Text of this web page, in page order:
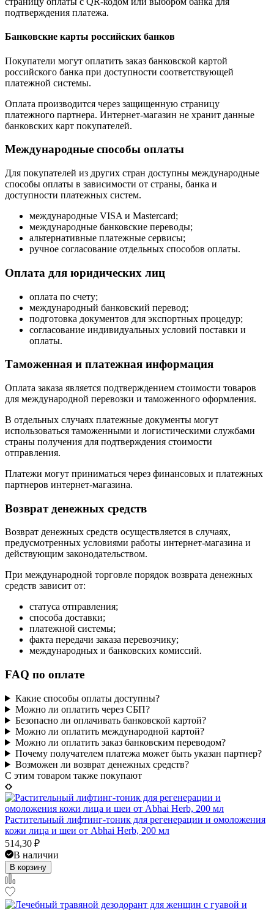
подтверждения платежа.
Банковские карты российских банков
Покупатели могут оплатить заказ банковской картой
российского банка при доступности соответствующей
платежной системы.
Оплата производится через защищенную страницу
платежного партнера. Интернет-магазин не хранит данные
банковских карт покупателей.
Международные способы оплаты
Для покупателей из других стран доступны международные
способы оплаты в зависимости от страны, банка и
доступности платежных систем.
международные VISA и Mastercard;
международные банковские переводы;
альтернативные платежные сервисы;
ручное согласование отдельных способов оплаты.
Оплата для юридических лиц
оплата по счету;
международный банковский перевод;
подготовка документов для экспортных процедур;
согласование индивидуальных условий поставки и
оплаты.
Таможенная и платежная информация
Оплата заказа является подтверждением стоимости товаров
для международной перевозки и таможенного оформления.
В отдельных случаях платежные документы могут
использоваться таможенными и логистическими службами
страны получения для подтверждения стоимости
отправления.
Платежи могут приниматься через финансовых и платежных
партнеров интернет-магазина.
Возврат денежных средств
Возврат денежных средств осуществляется в случаях,
предусмотренных условиями работы интернет-магазина и
действующим законодательством.
При международной торговле порядок возврата денежных
средств зависит от:
статуса отправления;
способа доставки;
платежной системы;
факта передачи заказа перевозчику;
международных и банковских комиссий.
FAQ по оплате
Какие способы оплаты доступны?
Можно ли оплатить через СБП?
Безопасно ли оплачивать банковской картой?
Можно ли оплатить международной картой?
Можно ли оплатить заказ банковским переводом?
Почему получателем платежа может быть указан партнер?
Возможен ли возврат денежных средств?
C этим товаром также покупают
Растительный лифтинг-тоник для регенерации и омоложения
кожи лица и шеи от Abhai Herb, 200 мл
514,30 ₽
В наличии
В корзину